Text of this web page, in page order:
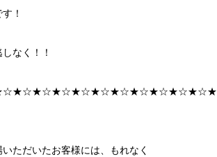
！
なく！！
ただいたお客様には、もれなく